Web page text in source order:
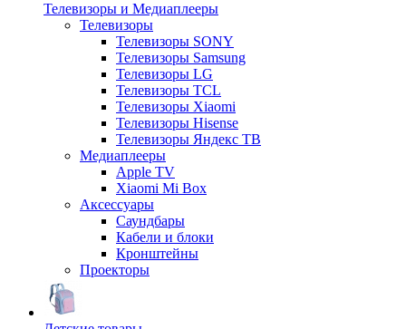
Телевизоры и Медиаплееры
Телевизоры
Телевизоры SONY
Телевизоры Samsung
Телевизоры LG
Телевизоры TCL
Телевизоры Xiaomi
Телевизоры Hisense
Телевизоры Яндекс ТВ
Медиаплееры
Apple TV
Xiaomi Mi Box
Аксессуары
Саундбары
Кабели и блоки
Кронштейны
Проекторы